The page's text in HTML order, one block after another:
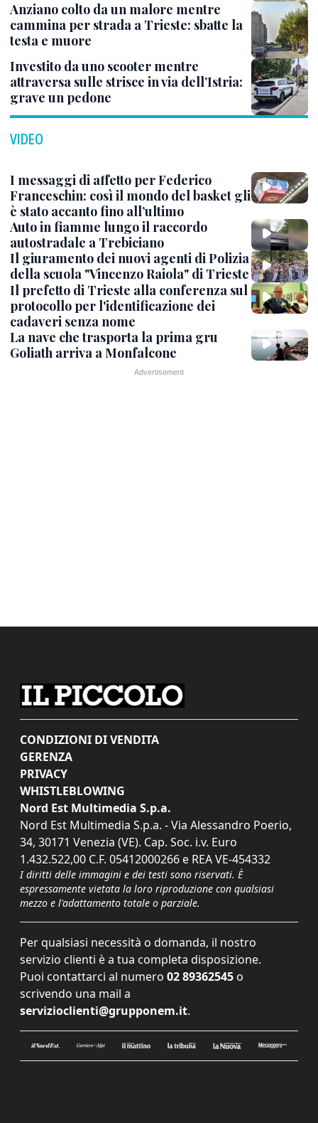
Anziano colto da un malore mentre
cammina per strada a Trieste: sbatte la
testa e muore
Investito da uno scooter mentre
attraversa sulle strisce in via dell’Istria:
grave un pedone
VIDEO
I messaggi di affetto per Federico
Franceschin: così il mondo del basket gli
è stato accanto fino all’ultimo
Auto in fiamme lungo il raccordo
autostradale a Trebiciano
Il giuramento dei nuovi agenti di Polizia
della scuola "Vincenzo Raiola" di Trieste
Il prefetto di Trieste alla conferenza sul
protocollo per l'identificazione dei
cadaveri senza nome
La nave che trasporta la prima gru
Goliath arriva a Monfalcone
CONDIZIONI DI VENDITA
GERENZA
PRIVACY
WHISTLEBLOWING
Nord Est Multimedia S.p.a.
Nord Est Multimedia S.p.a. - Via Alessandro Poerio,
34, 30171 Venezia (VE). Cap. Soc. i.v. Euro
1.432.522,00 C.F. 05412000266 e REA VE-454332
I diritti delle immagini e dei testi sono riservati. È
espressamente vietata la loro riproduzione con qualsiasi
mezzo e l'adattamento totale o parziale.
Per qualsiasi necessità o domanda, il nostro
servizio clienti è a tua completa disposizione.
Puoi contattarci al numero 02 89362545 o
scrivendo una mail a
servizioclienti@grupponem.it.